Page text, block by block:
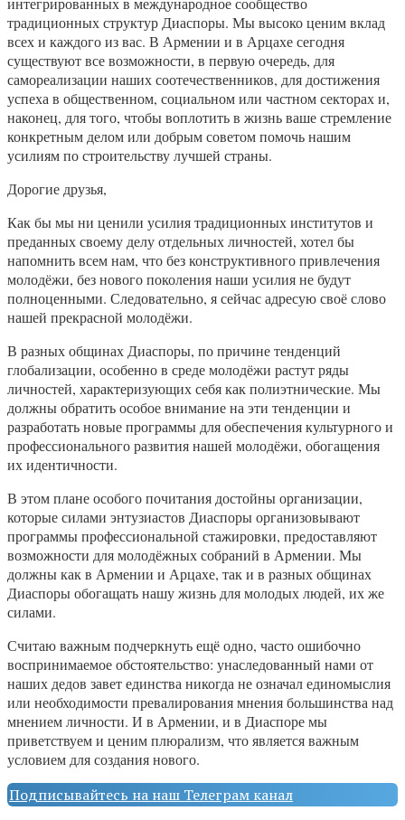
традиционных структур Диаспоры. Мы высоко ценим вклад
всех и каждого из вас. В Армении и в Арцахе сегодня
существуют все возможности, в первую очередь, для
самореализации наших соотечественников, для достижения
успеха в общественном, социальном или частном секторах и,
наконец, для того, чтобы воплотить в жизнь ваше стремление
конкретным делом или добрым советом помочь нашим
усилиям по строительству лучшей страны.
Дорогие друзья,
Как бы мы ни ценили усилия традиционных институтов и
преданных своему делу отдельных личностей, хотел бы
напомнить всем нам, что без конструктивного привлечения
молодёжи, без нового поколения наши усилия не будут
полноценными. Следовательно, я сейчас адресую своё слово
нашей прекрасной молодёжи.
В разных общинах Диаспоры, по причине тенденций
глобализации, особенно в среде молодёжи растут ряды
личностей, характеризующих себя как полиэтнические. Мы
должны обратить особое внимание на эти тенденции и
разработать новые программы для обеспечения культурного и
профессионального развития нашей молодёжи, обогащения
их идентичности.
В этом плане особого почитания достойны организации,
которые силами энтузиастов Диаспоры организовывают
программы профессиональной стажировки, предоставляют
возможности для молодёжных собраний в Армении. Мы
должны как в Армении и Арцахе, так и в разных общинах
Диаспоры обогащать нашу жизнь для молодых людей, их же
силами.
Считаю важным подчеркнуть ещё одно, часто ошибочно
воспринимаемое обстоятельство: унаследованный нами от
наших дедов завет единства никогда не означал единомыслия
или необходимости превалирования мнения большинства над
мнением личности. И в Армении, и в Диаспоре мы
приветствуем и ценим плюрализм, что является важным
условием для создания нового.
Подписывайтесь на наш Телеграм канал